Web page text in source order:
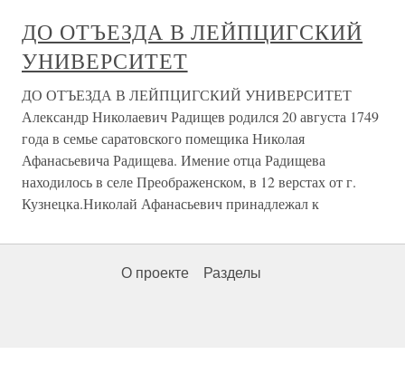
ДО ОТЪЕЗДА В ЛЕЙПЦИГСКИЙ
УНИВЕРСИТЕТ
ДО ОТЪЕЗДА В ЛЕЙПЦИГСКИЙ УНИВЕРСИТЕТ
Александр Николаевич Радищев родился 20 августа 1749
года в семье саратовского помещика Николая
Афанасьевича Радищева. Имение отца Радищева
находилось в селе Преображенском, в 12 верстах от г.
Кузнецка.Николай Афанасьевич принадлежал к
О проекте Разделы